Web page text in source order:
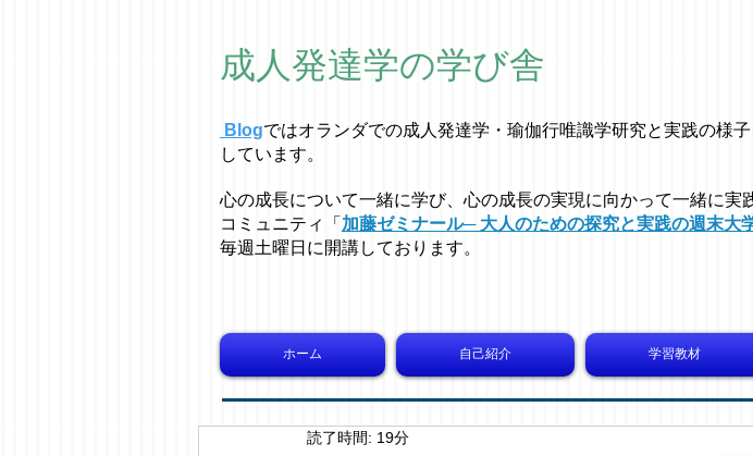
成人発達学の学び舎
Blogではオラ ンダでの成人発達学・ 瑜伽行唯識学研究と実践の様
しています。
心の成長について一緒に学び、心の成長の実現に向かって一緒に実
コミュニティ「 加藤ゼミナール─ 大人のための探究と実践の週末大
毎週土曜日に開講しております。
ホーム 自己紹介 学習教材
読了時間: 19分